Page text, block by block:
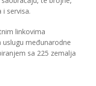
servisa.
linkovima
međunarodne
sa 225 zemalja